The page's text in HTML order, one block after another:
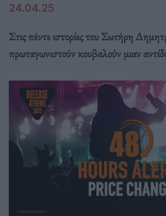
24.04.25
Στις πέντε ιστορίες του Σωτήρη
πρωταγωνιστούν κουβαλούν μιαν
ακουμπήσουν.